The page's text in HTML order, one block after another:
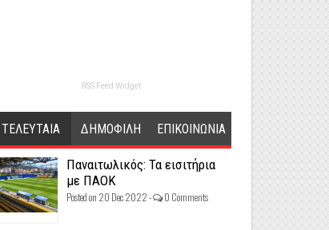
RSS Feed Widget
ΤΕΛΕΥΤΑΙΑ ΔΗΜΟΦΙΛΗ ΕΠΙΚΟΙΝΩΝΙΑ
Παναιτωλικός: Τα εισιτήρια
με ΠΑΟΚ
Posted on 20 Dec 2022 - 0 Comments